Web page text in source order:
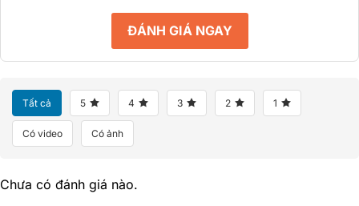
ĐÁNH GIÁ NGAY
Tất cả 5 4 3 2 1
Có video Có ảnh
Chưa có đánh giá nào.